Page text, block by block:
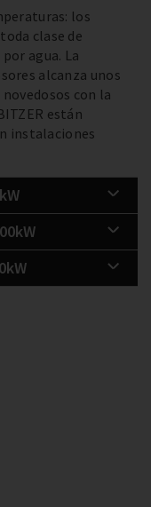
los
clase de
agua. La
alcanza unos
con la
están
instalaciones